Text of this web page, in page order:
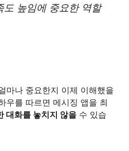
도 높임에 중요한 역할
마나 중요한지 이제 이해했을
우를 따르면 메시징 앱을 최
대화를 놓치지 않을 수 있습